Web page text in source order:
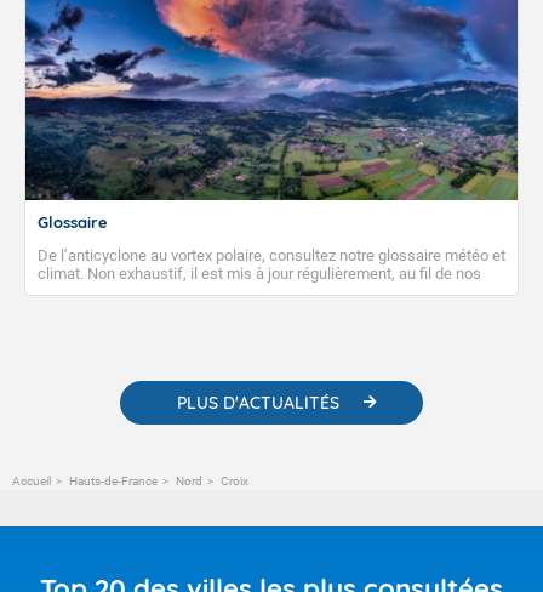
Glossaire
De l’anticyclone au vortex polaire, consultez notre glossaire météo et
climat. Non exhaustif, il est mis à jour régulièrement, au fil de nos
publications. Vous y trouverez également des liens utiles vers nos
PLUS D'ACTUALITÉS
Accueil Hauts-de-France Nord Croix